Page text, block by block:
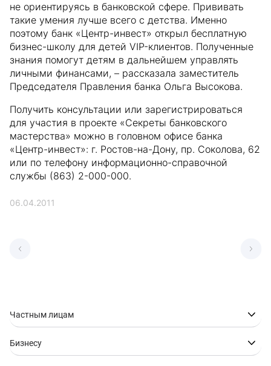
не ориентируясь в банковской сфере. Прививать
такие умения лучше всего с детства. Именно
поэтому банк «Центр-инвест» открыл бесплатную
бизнес-школу для детей VIP-клиентов. Полученные
знания помогут детям в дальнейшем управлять
личными финансами, – рассказала заместитель
Председателя Правления банка Ольга Высокова.
Получить консультации или зарегистрироваться
для участия в проекте «Секреты банковского
мастерства» можно в головном офисе банка
«Центр-инвест»: г. Ростов-на-Дону, пр. Соколова, 62
или по телефону информационно-справочной
службы (863) 2-000-000.
06.04.2011
Частным лицам
Бизнесу